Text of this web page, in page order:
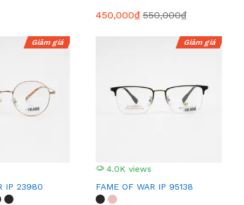
450,000₫550,000₫
Giảm giá
IP 23980
4.0K views
Giảm giá
FAME OF WAR IP 95138